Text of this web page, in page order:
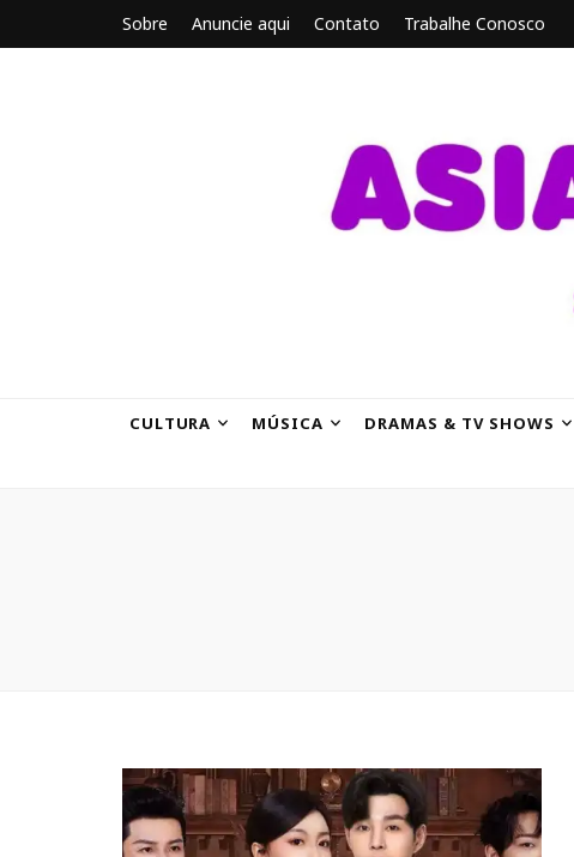
Sobre Anuncie aqui Contato Trabalhe Conosco
CULTURA MÚSICA DRAMAS & TV SHOWS